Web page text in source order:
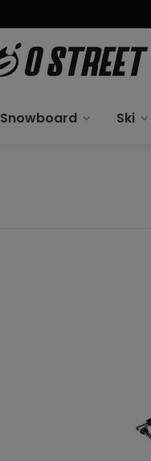
Snowboard Ski